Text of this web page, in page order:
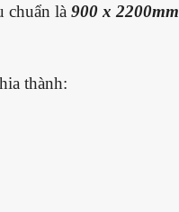
chuẩn là 900 x 2200mm
thành: